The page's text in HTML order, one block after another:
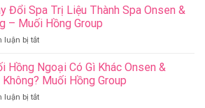
Cho
Sức
–
&
Jjim
Bang
Riverside
Onsen
&
Jjim
Bang
Đà
Muối
Đổi Spa Trị Liệu Thành Spa Onsen &
– Muối Hồng Group
luận bị tắtở
Nên
Thay
Đổi
Spa
Hồng Ngoại Có Gì Khác Onsen &
Muối Hồng Group
luận bị tắtở